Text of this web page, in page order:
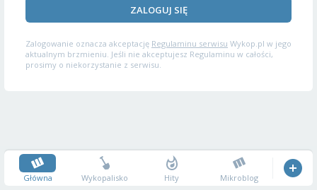
ZALOGUJ SIĘ
Zalogowanie oznacza akceptację Regulaminu serwisu Wykop.pl w jego
aktualnym brzmieniu. Jeśli nie akceptujesz Regulaminu w całości,
prosimy o niekorzystanie z serwisu.
Główna Wykopalisko Hity Mikroblog